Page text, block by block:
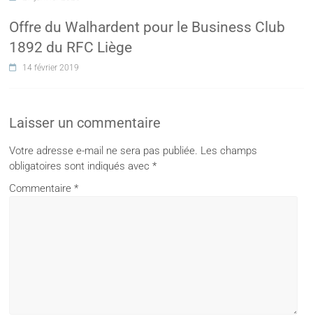
Offre du Walhardent pour le Business Club
1892 du RFC Liège
14 février 2019
Laisser un commentaire
Votre adresse e-mail ne sera pas publiée. Les champs
obligatoires sont indiqués avec*
Commentaire*